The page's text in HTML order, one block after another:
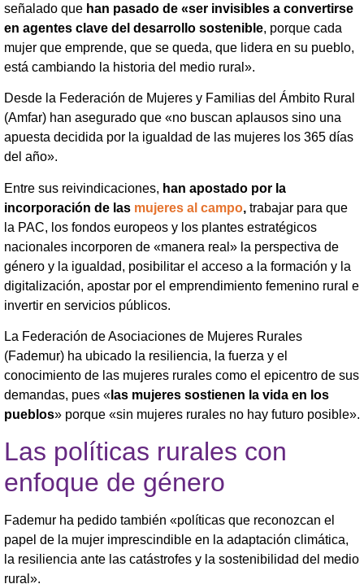
señalado que han pasado de «ser invisibles a convertirse
en agentes clave del desarrollo sostenible, porque cada
mujer que emprende, que se queda, que lidera en su pueblo,
está cambiando la historia del medio rural».
Desde la Federación de Mujeres y Familias del Ámbito Rural
(Amfar) han asegurado que «no buscan aplausos sino una
apuesta decidida por la igualdad de las mujeres los 365 días
del año».
Entre sus reivindicaciones, han apostado por la
incorporación de las mujeres al campo, trabajar para que
la PAC, los fondos europeos y los plantes estratégicos
nacionales incorporen de «manera real» la perspectiva de
género y la igualdad, posibilitar el acceso a la formación y la
digitalización, apostar por el emprendimiento femenino rural e
invertir en servicios públicos.
La Federación de Asociaciones de Mujeres Rurales
(Fademur) ha ubicado la resiliencia, la fuerza y el
conocimiento de las mujeres rurales como el epicentro de sus
demandas, pues « las mujeres sostienen la vida en los
pueblos» porque «sin mujeres rurales no hay futuro posible».
Las políticas rurales con
enfoque de género
Fademur ha pedido también «políticas que reconozcan el
papel de la mujer imprescindible en la adaptación climática,
la resiliencia ante las catástrofes y la sostenibilidad del medio
rural».